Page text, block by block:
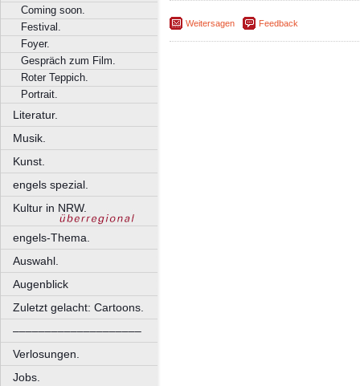
Coming soon.
Festival.
Foyer.
Gespräch zum Film.
Roter Teppich.
Portrait.
Literatur.
Musik.
Kunst.
engels spezial.
Kultur in NRW.
engels-Thema.
Auswahl.
Augenblick
Zuletzt gelacht: Cartoons.
––––––––––––––––––––
Verlosungen.
Jobs.
Weitersagen Feedback